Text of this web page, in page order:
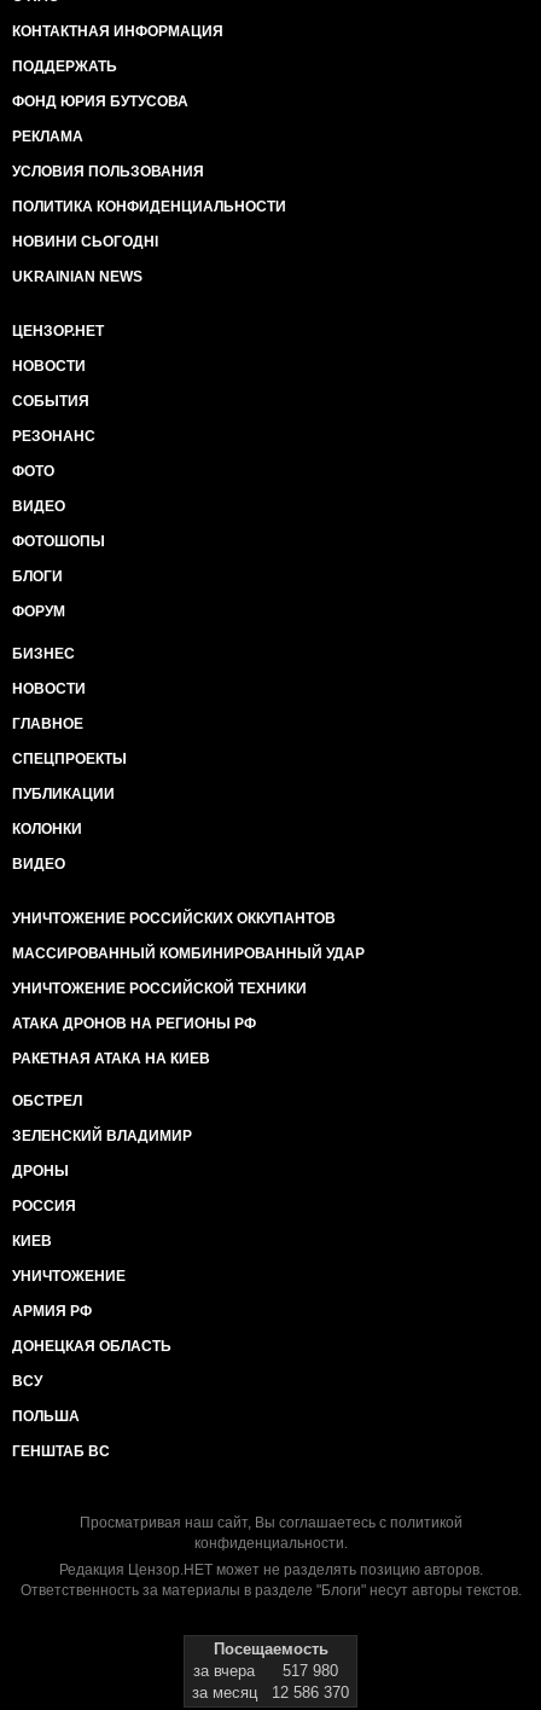
КОНТАКТНАЯ ИНФОРМАЦИЯ
ПОДДЕРЖАТЬ
ФОНД ЮРИЯ БУТУСОВА
РЕКЛАМА
УСЛОВИЯ ПОЛЬЗОВАНИЯ
ПОЛИТИКА КОНФИДЕНЦИАЛЬНОСТИ
НОВИНИ СЬОГОДНІ
UKRAINIAN NEWS
ЦЕНЗОР.НЕТ
НОВОСТИ
СОБЫТИЯ
РЕЗОНАНС
ФОТО
ВИДЕО
ФОТОШОПЫ
БЛОГИ
ФОРУМ
БИЗНЕС
НОВОСТИ
ГЛАВНОЕ
СПЕЦПРОЕКТЫ
ПУБЛИКАЦИИ
КОЛОНКИ
ВИДЕО
УНИЧТОЖЕНИЕ РОССИЙСКИХ ОККУПАНТОВ
МАССИРОВАННЫЙ КОМБИНИРОВАННЫЙ УДАР
УНИЧТОЖЕНИЕ РОССИЙСКОЙ ТЕХНИКИ
АТАКА ДРОНОВ НА РЕГИОНЫ РФ
РАКЕТНАЯ АТАКА НА КИЕВ
ОБСТРЕЛ
ЗЕЛЕНСКИЙ ВЛАДИМИР
ДРОНЫ
РОССИЯ
КИЕВ
УНИЧТОЖЕНИЕ
АРМИЯ РФ
ДОНЕЦКАЯ ОБЛАСТЬ
ВСУ
ПОЛЬША
ГЕНШТАБ ВС
Просматривая наш сайт, Вы соглашаетесь с политикой
конфиденциальности.
Редакция Цензор.НЕТ может не разделять позицию авторов.
Ответственность за материалы в разделе "Блоги" несут авторы текстов.
Посещаемость
за вчера
517 980
за месяц
12 586 370